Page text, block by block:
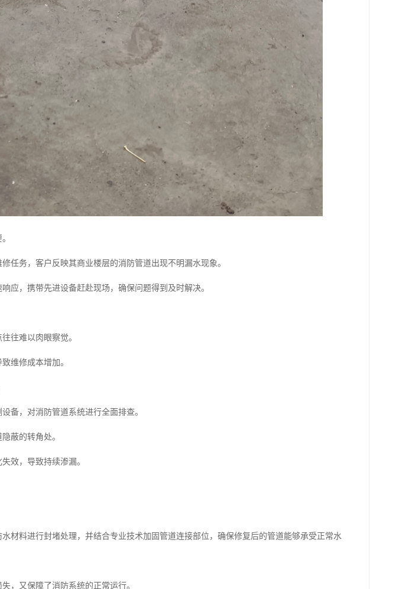
任务，客户反映其商业楼层的消防管道出现不明漏水现象。
应，携带先进设备赶赴现场，确保问题得到及时解决。
往难以肉眼察觉。
维修成本增加。
备，对消防管道系统进行全面排查。
蔽的转角处。
效，导致持续渗漏。
材料进行封堵处理，并结合专业技术加固管道连接部位，确保修复后的管道能够承受正常水
，又保障了消防系统的正常运行。